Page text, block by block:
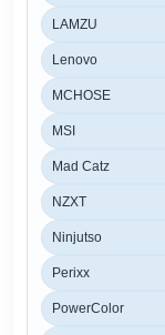
LAMZU
Lenovo
MCHOSE
MSI
Mad Catz
NZXT
Ninjutso
Perixx
PowerColor